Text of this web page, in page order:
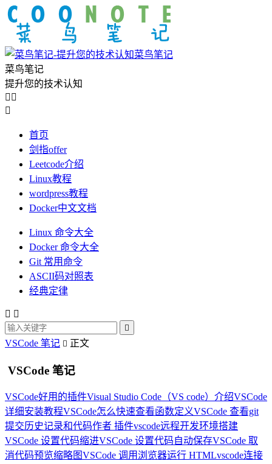
菜鸟笔记
菜鸟笔记
提升您的技术认知
 

首页
剑指offer
Leetcode介绍
Linux教程
wordpress教程
Docker中文文档
Linux 命令大全
Docker 命令大全
Git 常用命令
ASCII码对照表
经典定律
 

VSCode 笔记  正文
VSCode 笔记
VSCode好用的插件Visual Studio Code（VS code）介绍VSCode
详细安装教程VSCode怎么快速查看函数定义VSCode 查看git
提交历史记录和代码作者 插件vscode远程开发环境搭建
VSCode 设置代码缩进VSCode 设置代码自动保存VSCode 取
消代码预览缩略图VSCode 调用浏览器运行 HTMLvscode连接